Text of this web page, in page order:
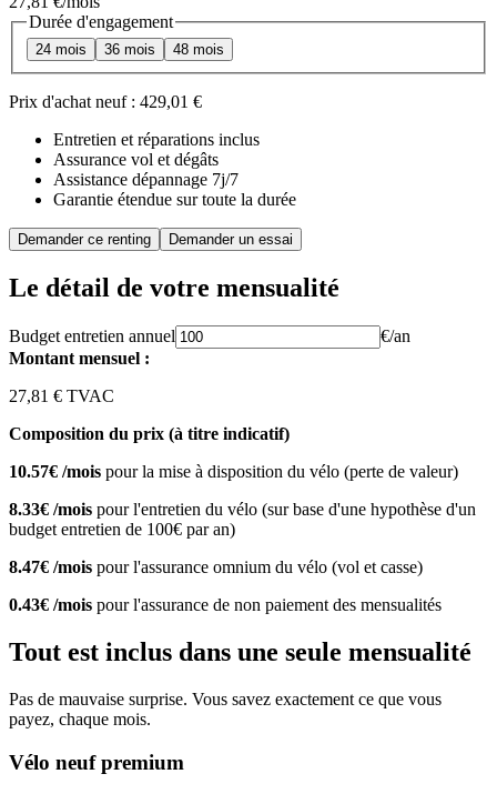
Durée d'engagement
24 mois 36 mois 48 mois
Prix d'achat neuf : 429,01 €
Entretien et réparations inclus
Assurance vol et dégâts
Assistance dépannage 7j/7
Garantie étendue sur toute la durée
Demander ce renting Demander un essai
Le détail de votre mensualité
Budget entretien annuel
€/an
Montant mensuel :
27,81 € TVAC
Composition du prix (à titre indicatif)
10.57€ /mois pour la mise à disposition du vélo (perte de valeur)
8.33€ /mois pour l'entretien du vélo (sur base d'une hypothèse d'un
budget entretien de 100€ par an)
8.47€ /mois pour l'assurance omnium du vélo (vol et casse)
0.43€ /mois pour l'assurance de non paiement des mensualités
Tout est inclus dans une seule mensualité
Pas de mauvaise surprise. Vous savez exactement ce que vous
payez, chaque mois.
Vélo neuf premium